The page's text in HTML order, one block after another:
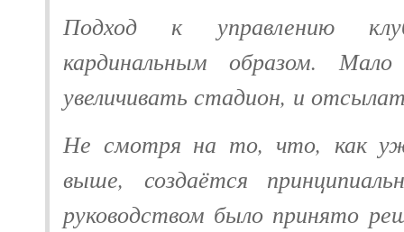
Подход к управлению
кардинальным образом.
увеличивать стадион, и
Не смотря на то, что, как
выше, создаётся
руководством было принято